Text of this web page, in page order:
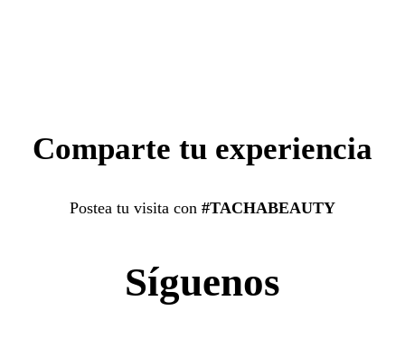
Comparte tu experiencia
Postea tu visita con #TACHABEAUTY
Síguenos